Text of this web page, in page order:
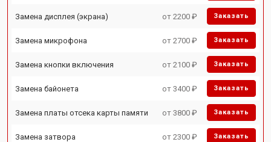
Замена дисплея (экрана) от 2200 ₽ Заказать
Замена микрофона от 2700 ₽ Заказать
Замена кнопки включения от 2100 ₽ Заказать
Замена байонета от 3400 ₽ Заказать
Замена платы отсека карты памяти от 3800 ₽ Заказать
Замена затвора от 2300 ₽ Заказать